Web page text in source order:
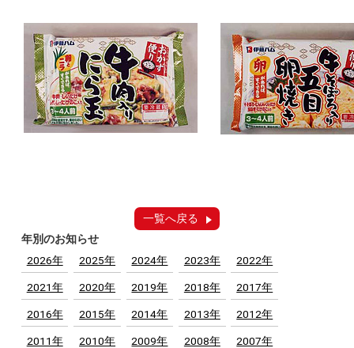
一覧へ戻る
年別のお知らせ
2026年
2025年 2024年 2023年 2022年
2021年 2020年 2019年 2018年 2017年
2016年 2015年 2014年 2013年 2012年
2011年 2010年 2009年 2008年 2007年